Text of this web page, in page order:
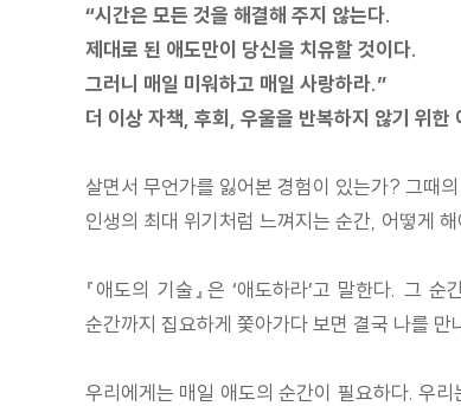
“시간은 모든 것을 해결해 주지 않는다.
제대로 된 애도만이 당신을 치유할 것이다.
그러니 매일 미워하고 매일 사랑하라.”
더 이상 자책, 후회, 우울을 반복하지 않기 위한
살면서 무언가를 잃어본 경험이 있는가? 그때
인생의 최대 위기처럼 느껴지는 순간, 어떻게
『애도의 기술』은 ‘애도하라’고 말한다. 그
순간까지 집요하게 쫓아가다 보면 결국 나를
우리에게는 매일 애도의 순간이 필요하다. 우